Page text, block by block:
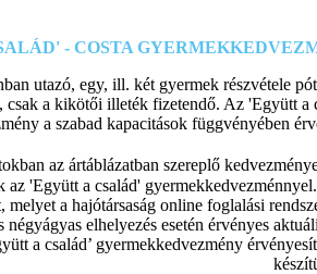
- COSTA
utazó, egy, ill. két gyermek részvétele
csak a kikötői illeték fizetendő. Az 'Együtt a
a szabad kapacitások függvényében
az ártáblázatban szereplő
az 'Együtt a család'
melyet a hajótársaság online foglalási
négyágyas elhelyezés esetén érvényes
a család’ gyermekkedvezmény